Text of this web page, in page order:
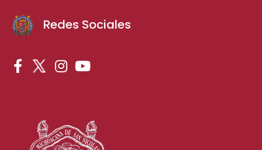
Redes Sociales